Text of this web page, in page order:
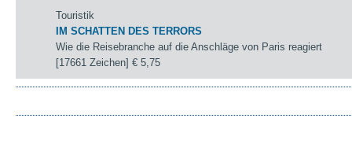
Touristik
IM SCHATTEN DES TERRORS
Wie die Reisebranche auf die Anschläge von Paris reagiert
[17661 Zeichen]€ 5,75